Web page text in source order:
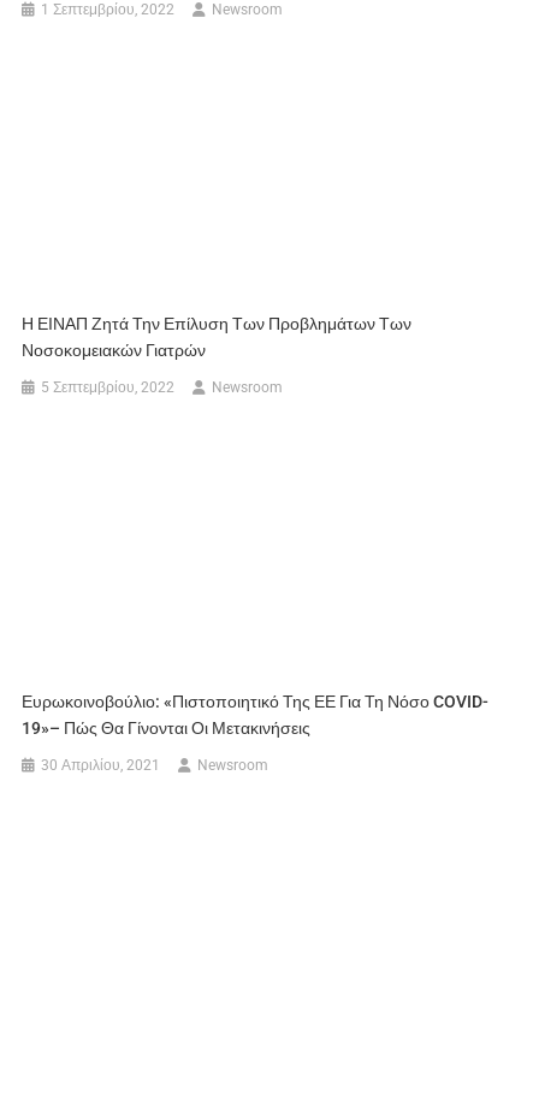
1 Σεπτεμβρίου, 2022 Newsroom
Η ΕΙΝΑΠ Ζητά Την Επίλυση Των Προβλημάτων Των
Νοσοκομειακών Γιατρών
5 Σεπτεμβρίου, 2022 Newsroom
Ευρωκοινοβούλιο: «Πιστοποιητικό Της ΕΕ Για Τη Νόσο COVID-
19»– Πώς Θα Γίνονται Οι Μετακινήσεις
30 Απριλίου, 2021 Newsroom